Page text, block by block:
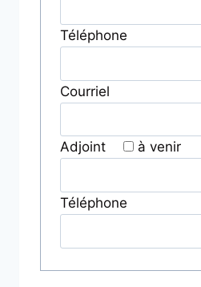
Téléphone
Courriel
Adjoint à venir
Téléphone